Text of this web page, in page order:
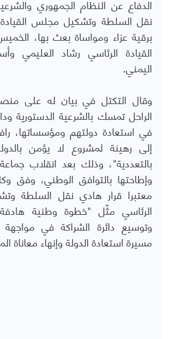
الدفاع عن النظام الجمهوري
نقل السلطة وتشكيل مجلس
برقية عزاء ومواساة بعث بها،
القيادة الرئاسي رشاد العليمي
اليمني.
وقال التكتل في بيان له على
الراحل تمسك بالشرعية الدستورية
في استعادة دولتهم ومؤسساتها،
إلى رهينة لمشروع لا يؤمن
بالتعددية"، وذلك بعد انقلاب
وإطاحتها بالتوافق الوطني، وفق
معتبرا قرار هادي نقل السلطة
الرئاسي مثّل "خطوة وطنية
وتوسيع دائرة الشراكة في مواجهة
مسيرة استعادة الدولة وإنهاء معاناة